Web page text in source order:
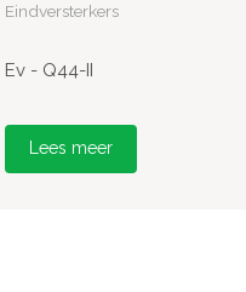
Eindversterkers
Ev - Q44-II
Lees meer